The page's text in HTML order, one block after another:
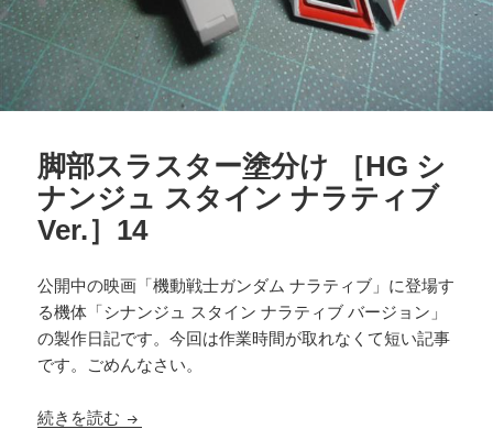
脚部スラスター塗分け ［HG シ
ナンジュ スタイン ナラティブ
Ver.］14
公開中の映画「機動戦士ガンダム ナラティブ」に登場す
る機体「シナンジュ スタイン ナラティブ バージョン」
の製作日記です。今回は作業時間が取れなくて短い記事
です。ごめんなさい。
続きを読む 脚部スラスター塗分け ［HG シナンジュ スタイ